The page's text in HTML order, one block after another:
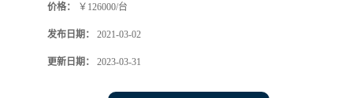
价格： ￥126000/台
发布日期： 2021-03-02
更新日期： 2023-03-31